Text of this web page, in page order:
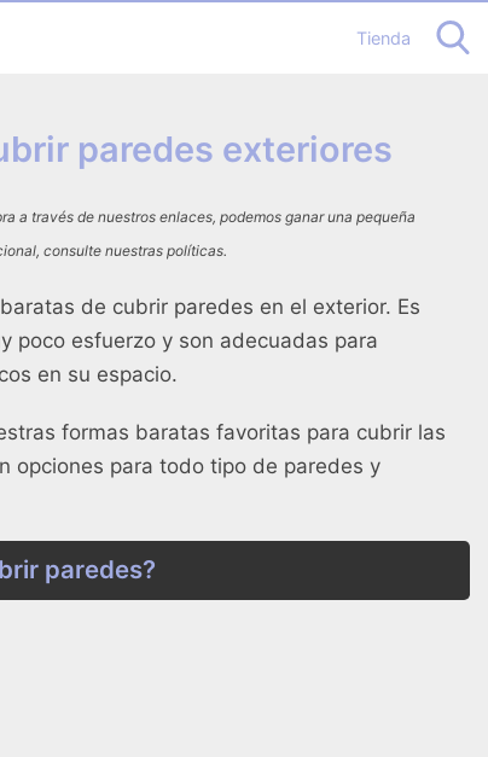
Tienda
paredes exteriores
a través de nuestros enlaces, podemos ganar una pequeña
consulte nuestras políticas.
de cubrir paredes en el exterior. Es
poco esfuerzo y son adecuadas para
en su espacio.
formas baratas favoritas para cubrir las
opciones para todo tipo de paredes y
paredes?